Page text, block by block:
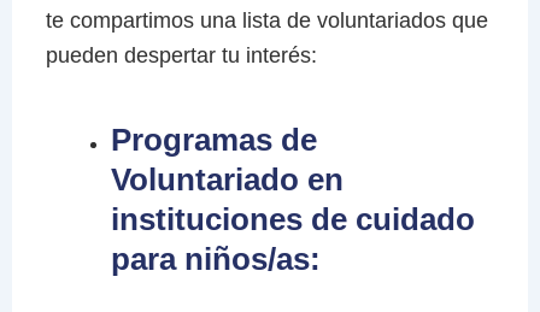
te compartimos una lista de voluntariados que
pueden despertar tu interés:
Programas de
Voluntariado en
instituciones de cuidado
para niños/as: